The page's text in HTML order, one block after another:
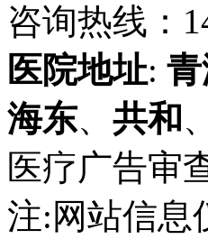
咨询热线：
医院地址:
海东、 共和 、
医疗广告审
注:网站信息